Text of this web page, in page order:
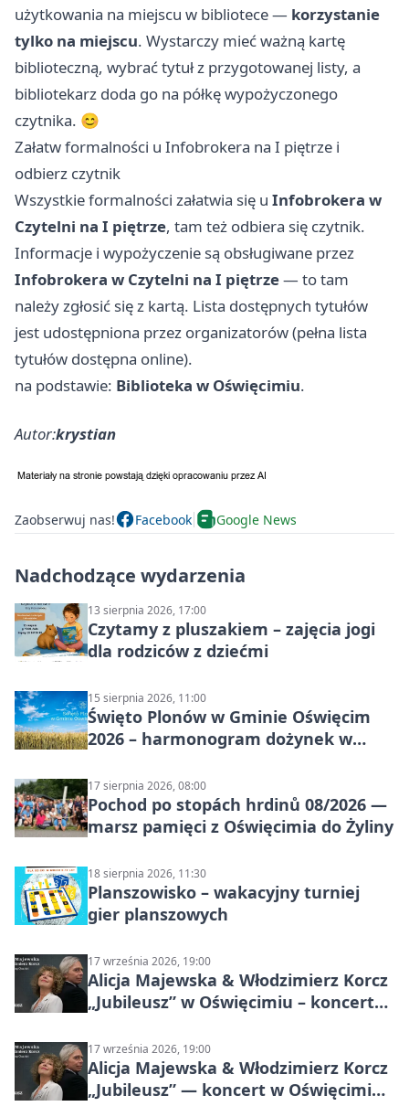
użytkowania na miejscu w bibliotece — korzystanie
tylko na miejscu. Wystarczy mieć ważną kartę
biblioteczną, wybrać tytuł z przygotowanej listy, a
bibliotekarz doda go na półkę wypożyczonego
czytnika. 😊
Załatw formalności u Infobrokera na I piętrze i
odbierz czytnik
Wszystkie formalności załatwia się u Infobrokera w
Czytelni na I piętrze, tam też odbiera się czytnik.
Informacje i wypożyczenie są obsługiwane przez
Infobrokera w Czytelni na I piętrze— to tam
należy zgłosić się z kartą. Lista dostępnych tytułów
jest udostępniona przez organizatorów (pełna lista
tytułów dostępna online).
na podstawie: Biblioteka w Oświęcimiu.
Autor:krystian
Zaobserwuj nas! Facebook Google News
Nadchodzące wydarzenia
13 sierpnia 2026, 17:00
Czytamy z pluszakiem – zajęcia jogi
dla rodziców z dziećmi
15 sierpnia 2026, 11:00
Święto Plonów w Gminie Oświęcim
2026 – harmonogram dożynek w
17 sierpnia 2026, 08:00
Pochod po stopách hrdinů 08/2026 —
marsz pamięci z Oświęcimia do Żyliny
18 sierpnia 2026, 11:30
Planszowisko – wakacyjny turniej
gier planszowych
17 września 2026, 19:00
Alicja Majewska & Włodzimierz Korcz
„Jubileusz” w Oświęcimiu – koncert
17 września 2026, 19:00
Alicja Majewska & Włodzimierz Korcz
„Jubileusz” — koncert w Oświęcimiu,